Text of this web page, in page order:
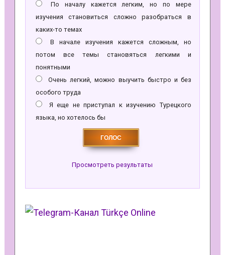
По началу кажется легким, но по мере
изучения становиться сложно разобраться в
каких-то темах
В начале изучения кажется сложным, но
потом все темы становяться легкими и
понятными
Очень легкий, можно выучить быстро и без
особого труда
Я еще не приступал к изучению Турецкого
языка, но хотелось бы
Просмотреть результаты